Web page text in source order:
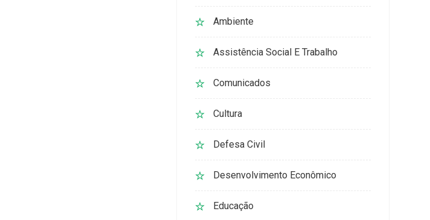
Ambiente
Assistência Social E Trabalho
Comunicados
Cultura
Defesa Civil
Desenvolvimento Econômico
Educação